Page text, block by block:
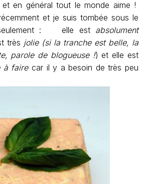
et en général tout le monde aime !
et je suis tombée sous le
: elle est absolument
très jolie (si la tranche est belle, la
parole de blogueuse !) et elle est
à fairecar il y a besoin de très peu